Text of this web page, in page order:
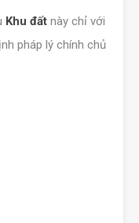
Khu đất này chỉ với
pháp lý chính chủ